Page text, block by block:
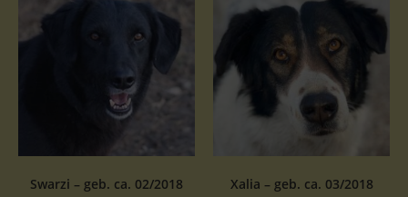
Swarzi – geb. ca. 02/2018 Xalia – geb. ca. 03/2018